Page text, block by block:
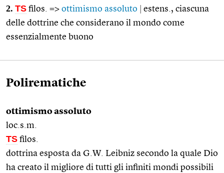
2. TS filos. => ottimismo assoluto
estens., ciascuna
delle dottrine che considerano il mondo come
essenzialmente buono
Polirematiche
ottimismo assoluto
loc.s.m.
TS filos.
dottrina esposta da G.W. Leibniz secondo la quale Dio
ha creato il migliore di tutti gli infiniti mondi possibili